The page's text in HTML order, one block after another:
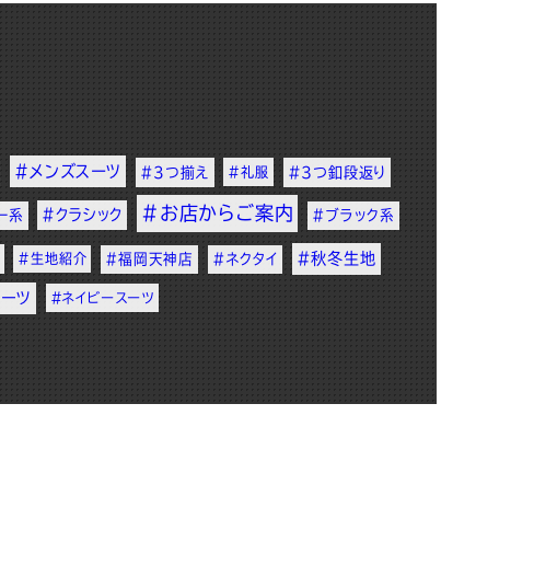
#メンズスーツ #3つ揃え #礼服 #3つ釦段返り
系 #クラシック #お店からご案内 #ブラック系
#生地紹介 #福岡天神店 #ネクタイ #秋冬生地
ツ #ネイビースーツ